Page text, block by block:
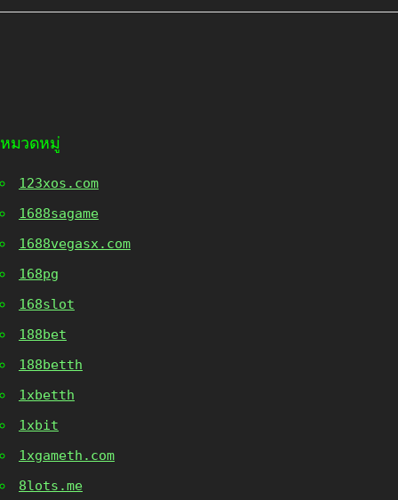
หมวดหมู่
123xos.com
1688sagame
1688vegasx.com
168pg
168slot
188bet
188betth
1xbetth
1xbit
1xgameth.com
8lots.me